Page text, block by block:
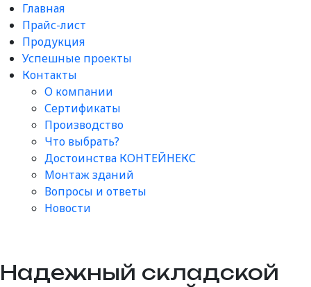
Главная
Прайс-лист
Продукция
Успешные проекты
Контакты
О компании
Сертификаты
Производство
Что выбрать?
Достоинства КОНТЕЙНЕКС
Монтаж зданий
Вопросы и ответы​
Новости
Надежный складской